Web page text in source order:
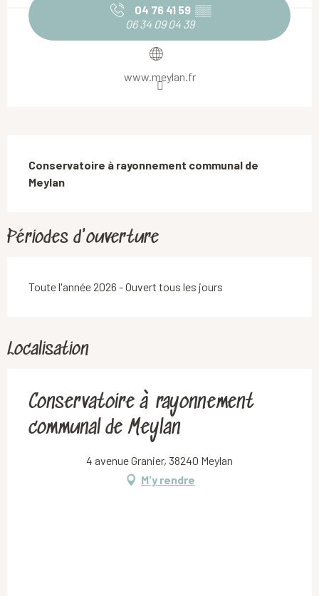
04 76 41 59 ▒▒
06 34 09 04 39
www.meylan.fr
Conservatoire à rayonnement communal de
Meylan
Périodes d'ouverture
Toute l'année 2026 - Ouvert tous les jours
Localisation
Conservatoire à rayonnement
communal de Meylan
4 avenue Granier, 38240 Meylan
M'y rendre